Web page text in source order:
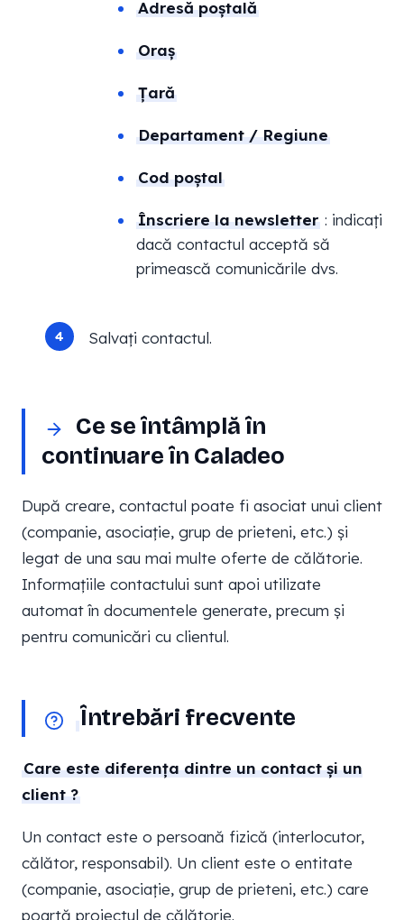
Adresă poștală
Oraș
Țară
Departament / Regiune
Cod poștal
Înscriere la newsletter : indicați
dacă contactul acceptă să
primească comunicările dvs.
Salvați contactul.
Ce se întâmplă în
continuare în Caladeo
După creare, contactul poate fi asociat unui client
(companie, asociație, grup de prieteni, etc.) și
legat de una sau mai multe oferte de călătorie.
Informațiile contactului sunt apoi utilizate
automat în documentele generate, precum și
pentru comunicări cu clientul.
Întrebări frecvente
Care este diferența dintre un contact și un
client ?
Un contact este o persoană fizică (interlocutor,
călător, responsabil). Un client este o entitate
(companie, asociație, grup de prieteni, etc.) care
poartă proiectul de călătorie.